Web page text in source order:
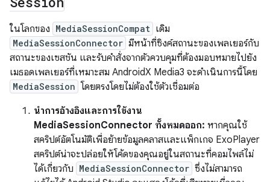
ในโลกของ MediaSessionCompat เดิม
MediaSessionConnector มีหน้าที่ซิงค์สถานะของเพลเยอร์กับ
สถานะของเซสชัน และรับคำสั่งจากตัวควบคุมที่ต้องมอบหมายไปยัง
เมธอดเพลเยอร์ที่เหมาะสม AndroidX Media3 จะดำเนินการนี้โดย
MediaSession โดยตรงโดยไม่ต้องใช้ตัวเชื่อมต่อ
นำการอ้างอิงและการใช้งาน
MediaSessionConnector ทั้งหมดออก: หากคุณใช้
สคริปต์อัตโนมัติเพื่อย้ายข้อมูลคลาสและแพ็กเกจ ExoPlayer
สคริปต์น่าจะปล่อยให้โค้ดของคุณอยู่ในสถานะที่คอมไพล์ไม่
ได้เกี่ยวกับ MediaSessionConnector ซึ่งไม่สามารถ